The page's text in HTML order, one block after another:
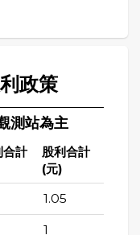
政策
測站為主
合計
股利合計
(元)
1.05
1